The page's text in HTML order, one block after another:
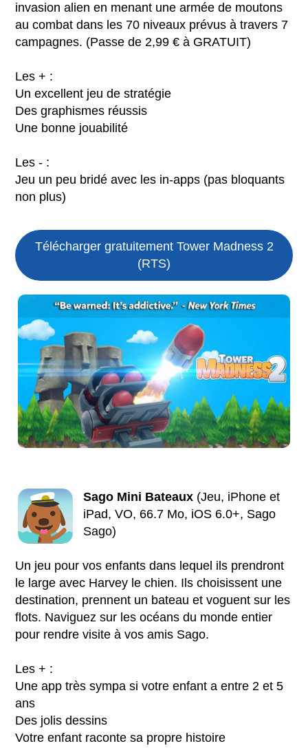
invasion alien en menant une armée de moutons
au combat dans les 70 niveaux prévus à travers 7
campagnes. (Passe de 2,99 € à GRATUIT)
Les + :
Un excellent jeu de stratégie
Des graphismes réussis
Une bonne jouabilité
Les - :
Jeu un peu bridé avec les in-apps (pas bloquants
non plus)
Télécharger gratuitement Tower Madness 2
(RTS)
Sago Mini Bateaux (Jeu, iPhone et
iPad, VO, 66.7 Mo, iOS 6.0+, Sago
Sago)
Un jeu pour vos enfants dans lequel ils prendront
le large avec Harvey le chien. Ils choisissent une
destination, prennent un bateau et voguent sur les
flots. Naviguez sur les océans du monde entier
pour rendre visite à vos amis Sago.
Les + :
Une app très sympa si votre enfant a entre 2 et 5
ans
Des jolis dessins
Votre enfant raconte sa propre histoire